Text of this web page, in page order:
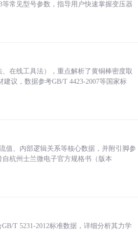
常见型号参数，指导用户快速掌握变压器
在线工具法），重点解析了黄铜棒密度取
议，数据参考GB/T 4423-2007等国家标
值、内部逻辑关系等核心数据，并附引脚参
杭州士兰微电子官方规格书（版本
T 5231-2012标准数据，详细分析其力学